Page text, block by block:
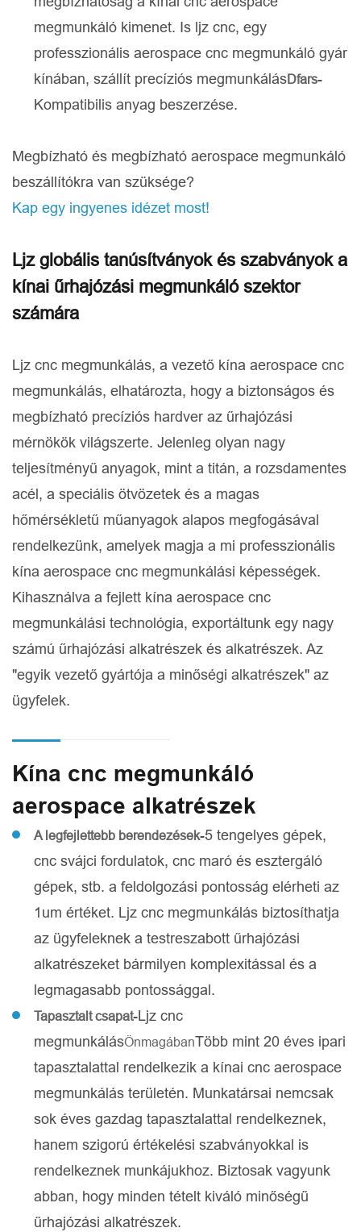
megmunkáló kimenet. Is ljz cnc, egy
professzionális aerospace cnc megmunkáló gyár
kínában, szállít precíziós megmunkálásDfars-
Kompatibilis anyag beszerzése.
Megbízható és megbízható aerospace megmunkáló
beszállítókra van szüksége?
Kap egy ingyenes idézet most!
Ljz globális tanúsítványok és szabványok a
kínai űrhajózási megmunkáló szektor
számára
Ljz cnc megmunkálás, a vezető kína aerospace cnc
megmunkálás, elhatározta, hogy a biztonságos és
megbízható precíziós hardver az űrhajózási
mérnökök világszerte. Jelenleg olyan nagy
teljesítményű anyagok, mint a titán, a rozsdamentes
acél, a speciális ötvözetek és a magas
hőmérsékletű műanyagok alapos megfogásával
rendelkezünk, amelyek magja a mi professzionális
kína aerospace cnc megmunkálási képességek.
Kihasználva a fejlett kína aerospace cnc
megmunkálási technológia, exportáltunk egy nagy
számú űrhajózási alkatrészek és alkatrészek. Az
"egyik vezető gyártója a minőségi alkatrészek" az
ügyfelek.
Kína cnc megmunkáló
aerospace alkatrészek
A legfejlettebb berendezések-5 tengelyes gépek,
cnc svájci fordulatok, cnc maró és esztergáló
gépek, stb. a feldolgozási pontosság elérheti az
1um értéket. Ljz cnc megmunkálás biztosíthatja
az ügyfeleknek a testreszabott űrhajózási
alkatrészeket bármilyen komplexitással és a
legmagasabb pontossággal.
Tapasztalt csapat-Ljz cnc
megmunkálásÖnmagábanTöbb mint 20 éves ipari
tapasztalattal rendelkezik a kínai cnc aerospace
megmunkálás területén. Munkatársai nemcsak
sok éves gazdag tapasztalattal rendelkeznek,
hanem szigorú értékelési szabványokkal is
rendelkeznek munkájukhoz. Biztosak vagyunk
abban, hogy minden tételt kiváló minőségű
űrhajózási alkatrészek.